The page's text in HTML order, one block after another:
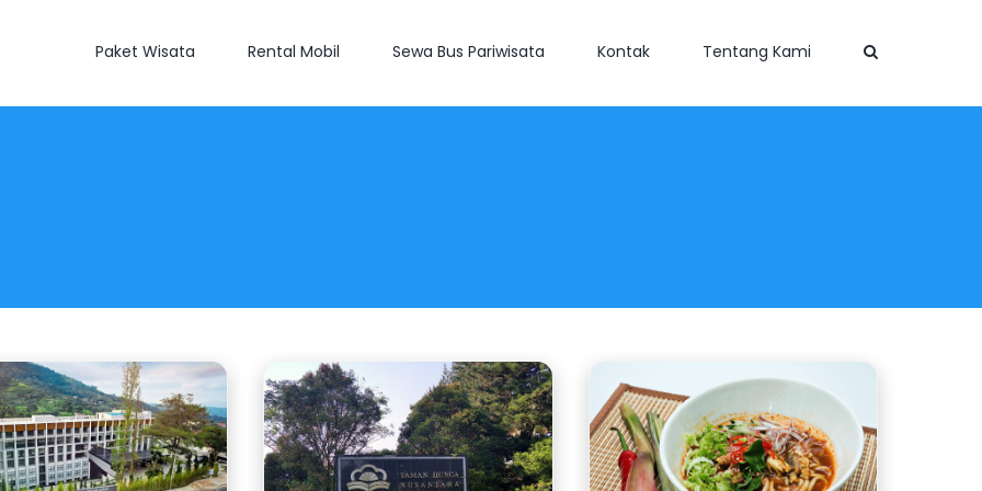
Paket Wisata Rental Mobil Sewa Bus Pariwisata Kontak Tentang Kami